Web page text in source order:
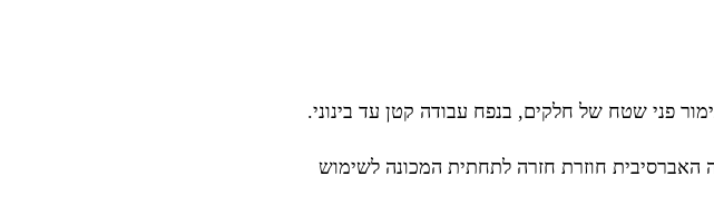
חוזרת חזרה לתחתית המכונה לשימוש